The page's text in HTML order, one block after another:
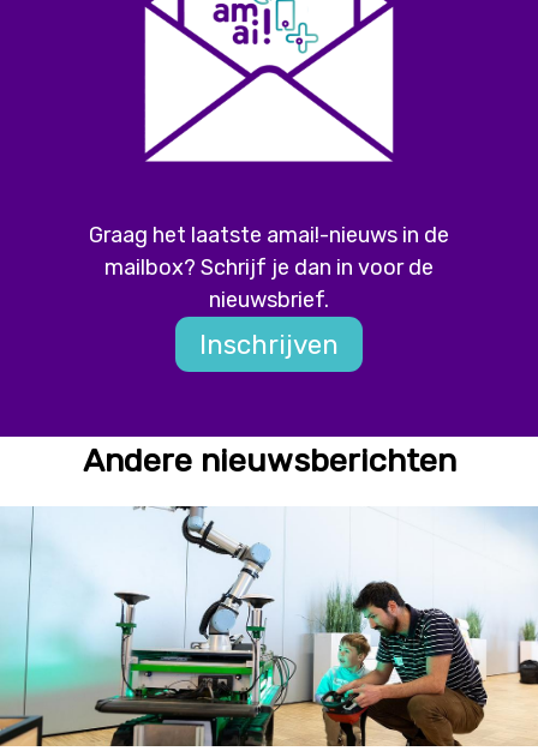
Graag het laatste amai!-nieuws in de
mailbox? Schrijf je dan in voor de
nieuwsbrief.
Inschrijven
Andere nieuwsberichten